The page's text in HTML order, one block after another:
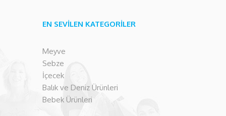
EN SEVİLEN KATEGORİLER
Meyve
Sebze
İçecek
Balık ve Deniz Ürünleri
Bebek Ürünleri